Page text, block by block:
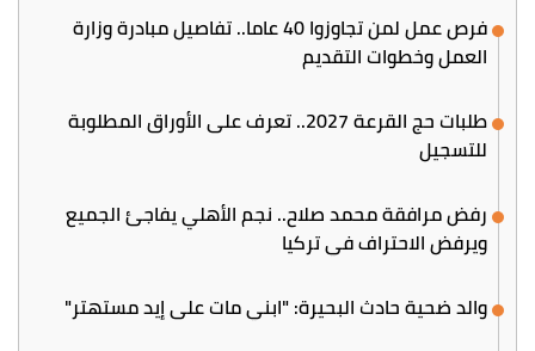
فرص عمل لمن تجاوزوا 40 عاما.. تفاصيل مبادرة وزارة
العمل وخطوات التقديم
طلبات حج القرعة 2027.. تعرف على الأوراق المطلوبة
للتسجيل
رفض مرافقة محمد صلاح.. نجم الأهلي يفاجئ الجميع
ويرفض الاحتراف في تركيا
والد ضحية حادث البحيرة: "ابني مات على إيد مستهتر"